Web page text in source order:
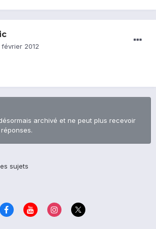
février 2012
archivé et ne peut plus recevoir
sujets